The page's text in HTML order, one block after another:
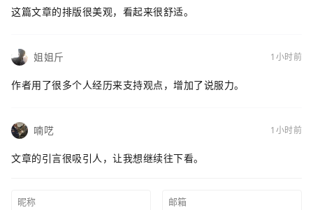
这篇文章的排版很美观，看起来很舒适。
姐姐斤 1小时前
作者用了很多个人经历来支持观点，增加了说服力。
喃呓 1小时前
文章的引言很吸引人，让我想继续往下看。